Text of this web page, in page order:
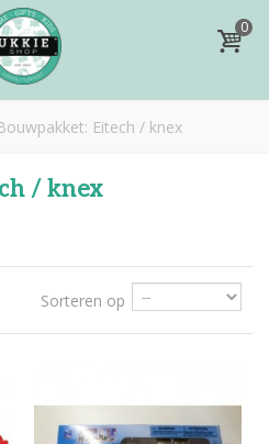
0
Eitech / knex
/ knex
Sorteren op